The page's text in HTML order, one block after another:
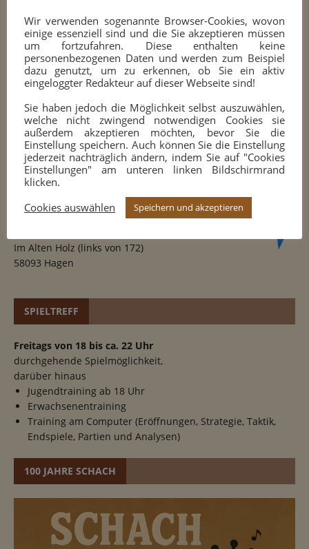
Mail.
SPIELORT
Sportplatz des
TuS 1909 Halden-Herbeck e.V.
Im Alten Holz (links von 172)
58093 Hagen
SPIELTREFF
Freitags von 18 bis ca. 22 Uhr
durchgehende Spielmöglichkeit,
darüber hinaus
Jugendtraining ab 18 Uhr
Erwachsenentraining
Training am Computer (Eröffnungen, Strategie, Taktik,
Endspiele, Partien und Analysen)
100 JAHRE SCHACH
Wir verwenden sogenannte Browser-Cookies, wovon
einige essenziell sind und die Sie akzeptieren müssen
um fortzufahren. Diese enthalten keine
personenbezogenen Daten und werden zum Beispiel
dazu genutzt, um zu erkennen, ob Sie ein aktiv
eingeloggter Redakteur auf dieser Webseite sind!
Sie haben jedoch die Möglichkeit selbst auszuwählen,
welche nicht zwingend notwendigen Cookies sie
außerdem akzeptieren möchten, bevor Sie die
Einstellung speichern. Auch können Sie die Einstellung
jederzeit nachträglich ändern, indem Sie auf "Cookies
Einstellungen" am unteren linken Bildschirmrand
klicken.
Cookies auswählen
Speichern und akzeptieren